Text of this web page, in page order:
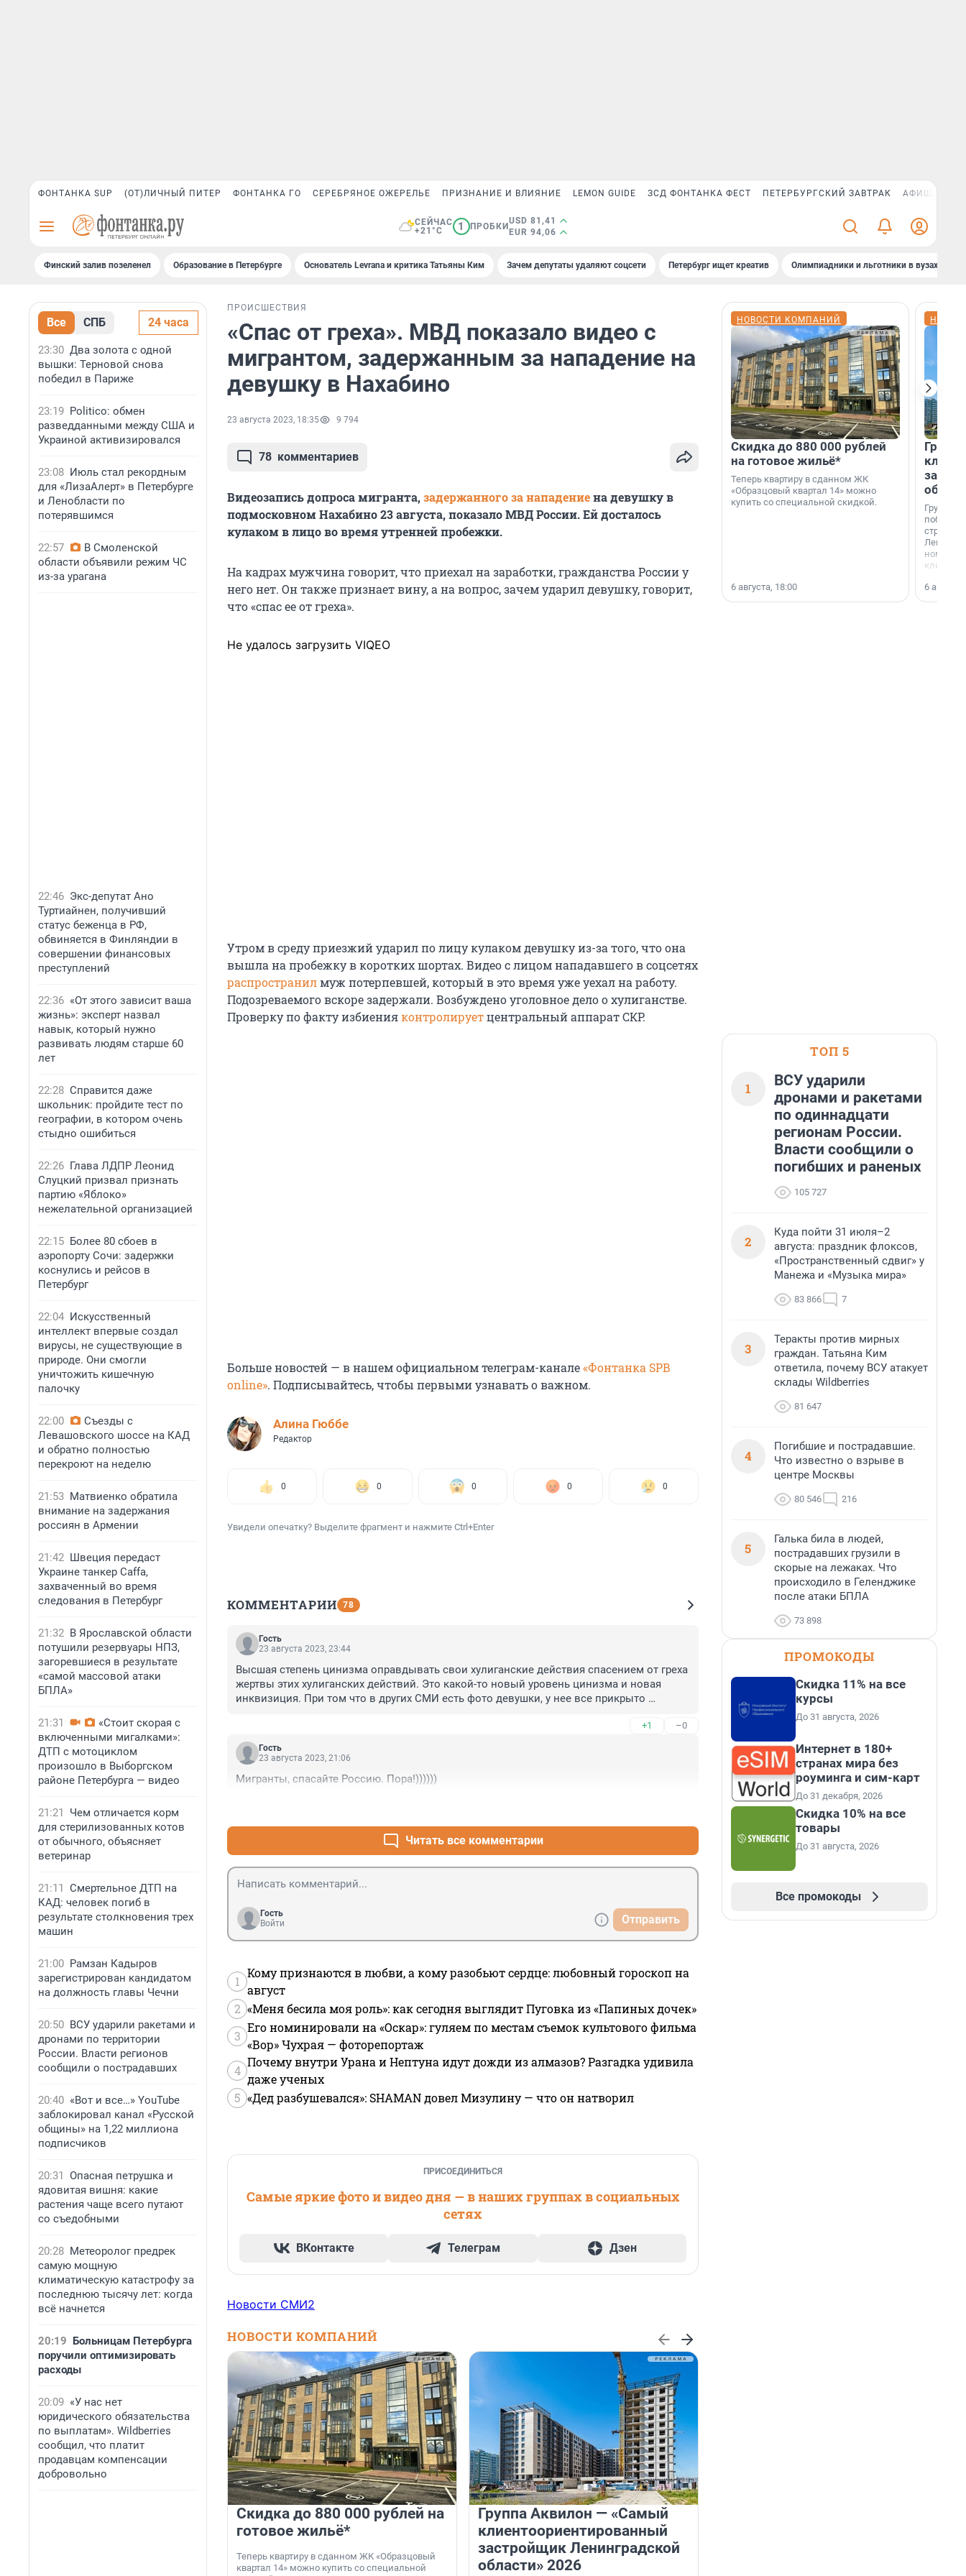
ФОНТАНКА SUP (ОТ)ЛИЧНЫЙ ПИТЕР ФОНТАНКА ГО СЕРЕБРЯНОЕ ОЖЕРЕЛЬЕ ПРИЗНАНИЕ И ВЛИЯНИЕ LEMON GUIDE ЗСД ФОНТАНКА ФЕСТ ПЕТЕРБУРГСКИЙ ЗАВТРАК АФИША PLUS
СЕЙЧАС
+21°C
1 ПРОБКИ
USD 81,41
EUR 94,06
Финский залив позеленел Образование в Петербурге Основатель Levrana и критика Татьяны Ким Зачем депутаты удаляют соцсети Петербург ищет креатив Олимпиадники и льготники в вузах СПб
Все СПБ 24 часа
23:30 Два золота с одной
вышки: Терновой снова
победил в Париже
23:19 Politico: обмен
разведданными между США и
Украиной активизировался
23:08 Июль стал рекордным
для «ЛизаАлерт» в Петербурге
и Ленобласти по
потерявшимся
22:57
В Смоленской
области объявили режим ЧС
из-за урагана
22:46 Экс-депутат Ано
Туртиайнен, получивший
статус беженца в РФ,
обвиняется в Финляндии в
совершении финансовых
преступлений
22:36 «От этого зависит ваша
жизнь»: эксперт назвал
навык, который нужно
развивать людям старше 60
лет
22:28 Справится даже
школьник: пройдите тест по
географии, в котором очень
стыдно ошибиться
22:26 Глава ЛДПР Леонид
Слуцкий призвал признать
партию «Яблоко»
нежелательной организацией
22:15 Более 80 сбоев в
аэропорту Сочи: задержки
коснулись и рейсов в
Петербург
22:04 Искусственный
интеллект впервые создал
вирусы, не существующие в
природе. Они смогли
уничтожить кишечную
палочку
22:00
Съезды с
Левашовского шоссе на КАД
и обратно полностью
перекроют на неделю
21:53 Матвиенко обратила
внимание на задержания
россиян в Армении
21:42 Швеция передаст
Украине танкер Caffa,
захваченный во время
следования в Петербург
21:32 В Ярославской области
потушили резервуары НПЗ,
загоревшиеся в результате
«самой массовой атаки
БПЛА»
21:31
«Стоит скорая с
включенными мигалками»:
ДТП с мотоциклом
произошло в Выборгском
районе Петербурга — видео
21:21
Чем отличается корм
для стерилизованных котов
от обычного, объясняет
ветеринар
21:11 Смертельное ДТП на
КАД: человек погиб в
результате столкновения трех
машин
21:00 Рамзан Кадыров
зарегистрирован кандидатом
на должность главы Чечни
20:50 ВСУ ударили ракетами и
дронами по территории
России. Власти регионов
сообщили о пострадавших
20:40 «Вот и все…» YouTube
заблокировал канал «Русской
общины» на 1,22 миллиона
подписчиков
20:31 Опасная петрушка и
ядовитая вишня: какие
растения чаще всего путают
со съедобными
20:28 Метеоролог предрек
самую мощную
климатическую катастрофу за
последнюю тысячу лет: когда
всё начнется
20:19 Больницам Петербурга
поручили оптимизировать
расходы
20:09 «У нас нет
юридического обязательства
по выплатам». Wildberries
сообщил, что платит
продавцам компенсации
добровольно
ПРОИСШЕСТВИЯ
«Спас от греха». МВД показало видео с
мигрантом, задержанным за нападение на
девушку в Нахабино
23 августа 2023, 18:35 9 794
78 комментариев
Видеозапись допроса мигранта,задержанного за нападениена девушку в
подмосковном Нахабино 23 августа, показало МВД России. Ей досталось
кулаком в лицо во время утренней пробежки.
На кадрах мужчина говорит, что приехал на заработки, гражданства России у
него нет. Он также признает вину, а на вопрос, зачем ударил девушку, говорит,
что «спас ее от греха».
Не удалось загрузить VIQEO
Утром в среду приезжий ударил по лицу кулаком девушку из-за того, что она
вышла на пробежку в коротких шортах. Видео с лицом нападавшего в соцсетях
распространилмуж потерпевшей, который в это время уже уехал на работу.
Подозреваемого вскоре задержали. Возбуждено уголовное дело о хулиганстве.
Проверку по факту избиенияконтролируетцентральный аппарат СКР.
Больше новостей — в нашем официальном телеграм-канале«Фонтанка SPB
online». Подписывайтесь, чтобы первыми узнавать о важном.
Алина Гюббе
Редактор
0 0 0 0 0
Увидели опечатку? Выделите фрагмент и нажмите Ctrl+Enter
КОММЕНТАРИИ 78
Гость
23 августа 2023, 23:44
Высшая степень цинизма оправдывать свои хулиганские действия спасением от греха
жертвы этих хулиганских действий. Это какой-то новый уровень цинизма и новая
инквизиция. При том что в других СМИ есть фото девушки, у нее все прикрыто
про грех не пройдет. Судить иностранного хулигана с обязательной отсидкой и
последующим выдворением на историческую родину без права снова вернуться на
заработки пожизненно, чтобы другим иностранным, доморощенным "экзорцистам"
+1 –0
Гость
23 августа 2023, 21:06
Мигранты, спасайте Россию. Пора!))))))
Читать все комментарии
Гость
Войти
Отправить
1
Кому признаются в любви, а кому разобьют сердце: любовный гороскоп на
август
2 «Меня бесила моя роль»: как сегодня выглядит Пуговка из «Папиных дочек»
3
Его номинировали на «Оскар»: гуляем по местам съемок культового фильма
«Вор» Чухрая — фоторепортаж
4
Почему внутри Урана и Нептуна идут дожди из алмазов? Разгадка удивила
даже ученых
5 «Дед разбушевался»: SHAMAN довел Мизулину — что он натворил
ПРИСОЕДИНИТЬСЯ
Самые яркие фото и видео дня — в наших группах в социальных
сетях
ВКонтакте Телеграм Дзен
Новости СМИ2
НОВОСТИ КОМПАНИЙ
Скидка до 880 000 рублей на
готовое жильё*
Теперь квартиру в сданном ЖК «Образцовый
квартал 14» можно купить со специальной
Группа Аквилон — «Самый
клиентоориентированный
застройщик Ленинградской
области» 2026
НОВОСТИ КОМПАНИЙ
Скидка до 880 000 рублей
на готовое жильё*
Теперь квартиру в сданном ЖК
«Образцовый квартал 14» можно
купить со специальной скидкой.
6 августа, 18:00
Группа
области».
6
ТОП 5
1
ВСУ ударили
дронами и ракетами
по одиннадцати
регионам России.
Власти сообщили о
погибших и раненых
105 727
2
Куда пойти 31 июля–2
августа: праздник флоксов,
«Пространственный сдвиг» у
Манежа и «Музыка мира»
83 866 7
3
Теракты против мирных
граждан. Татьяна Ким
ответила, почему ВСУ атакует
склады Wildberries
81 647
4
Погибшие и пострадавшие.
Что известно о взрыве в
центре Москвы
80 546 216
5
Галька била в людей,
пострадавших грузили в
скорые на лежаках. Что
происходило в Геленджике
после атаки БПЛА
73 898
ПРОМОКОДЫ
Скидка 11% на все
курсы
До 31 августа, 2026
Интернет в 180+
странах мира без
роуминга и сим-карт
До 31 декабря, 2026
Скидка 10% на все
товары
До 31 августа, 2026
Все промокоды